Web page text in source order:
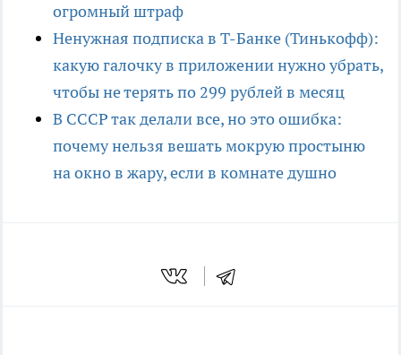
огромный штраф
Ненужная подписка в Т-Банке (Тинькофф):
какую галочку в приложении нужно убрать,
чтобы не терять по 299 рублей в месяц
В СССР так делали все, но это ошибка:
почему нельзя вешать мокрую простыню
на окно в жару, если в комнате душно